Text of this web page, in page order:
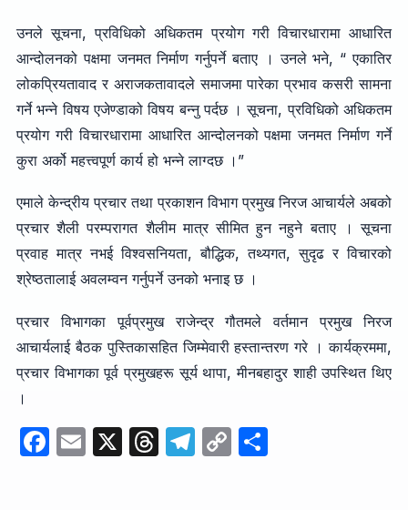
उनले सूचना, प्रविधिको अधिकतम प्रयोग गरी विचारधारामा आधारित
आन्दोलनको पक्षमा जनमत निर्माण गर्नुपर्ने बताए । उनले भने, “ एकातिर
लोकप्रियतावाद र अराजकतावादले समाजमा पारेका प्रभाव कसरी सामना
गर्ने भन्ने विषय एजेण्डाको विषय बन्नु पर्दछ । सूचना, प्रविधिको अधिकतम
प्रयोग गरी विचारधारामा आधारित आन्दोलनको पक्षमा जनमत निर्माण गर्ने
कुरा अर्को महत्त्वपूर्ण कार्य हो भन्ने लाग्दछ ।”
एमाले केन्द्रीय प्रचार तथा प्रकाशन विभाग प्रमुख निरज आचार्यले अबको
प्रचार शैली परम्परागत शैलीम मात्र सीमित हुन नहुने बताए । सूचना
प्रवाह मात्र नभई विश्वसनियता, बौद्धिक, तथ्यगत, सुदृढ र विचारको
श्रेष्ठतालाई अवलम्वन गर्नुपर्ने उनको भनाइ छ ।
प्रचार विभागका पूर्वप्रमुख राजेन्द्र गौतमले वर्तमान प्रमुख निरज
आचार्यलाई बैठक पुस्तिकासहित जिम्मेवारी हस्तान्तरण गरे । कार्यक्रममा,
प्रचार विभागका पूर्व प्रमुखहरू सूर्य थापा, मीनबहादुर शाही उपस्थित थिए
।
F E X T T C S